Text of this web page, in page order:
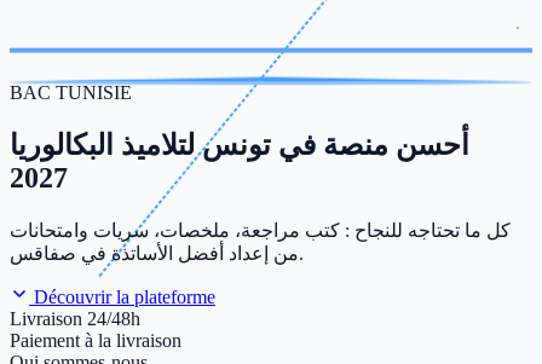
BAC TUNISIE
أحسن منصة في تونس لتلاميذ البكالوريا
2027
كل ما تحتاجه للنجاح : كتب مراجعة، ملخصات، سريات وامتحانات
من إعداد أفضل الأساتذة في صفاقس.
Découvrir la plateforme
Livraison 24/48h
Paiement à la livraison